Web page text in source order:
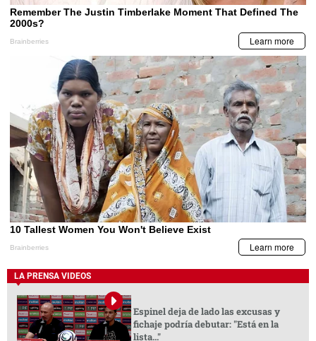
LA PRENSA VIDEOS
Espinel deja de lado las excusas y
fichaje podría debutar: "Está en la
lista..."